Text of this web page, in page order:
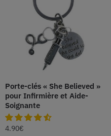
Porte-clés « She Believed »
pour Infirmière et Aide-
Soignante
4.90€